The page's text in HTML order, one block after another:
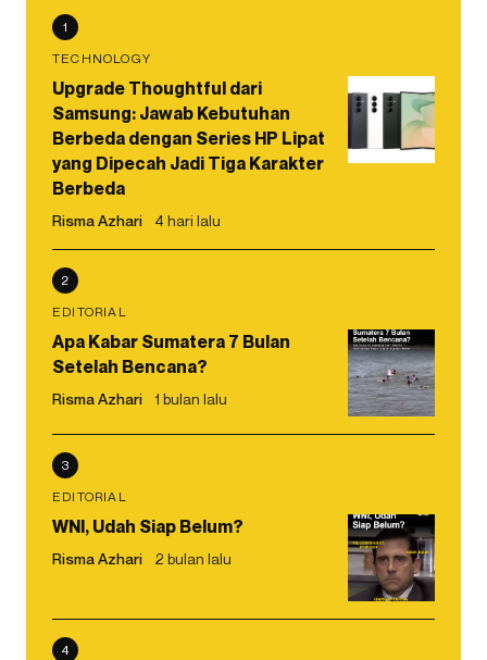
1
TECHNOLOGY
Upgrade Thoughtful dari
Samsung: Jawab Kebutuhan
Berbeda dengan Series HP Lipat
yang Dipecah Jadi Tiga Karakter
Berbeda
Risma Azhari 4 hari lalu
2
EDITORIAL
Apa Kabar Sumatera 7 Bulan
Setelah Bencana?
Risma Azhari 1 bulan lalu
3
EDITORIAL
WNI, Udah Siap Belum?
Risma Azhari 2 bulan lalu
4